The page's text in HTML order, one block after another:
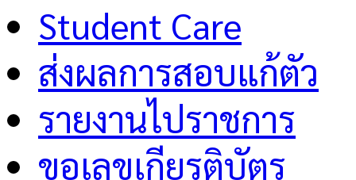
Student Care
ส่งผลการสอบแก้ตัว
รายงานไปราชการ
ขอเลขเกียรติบัตร